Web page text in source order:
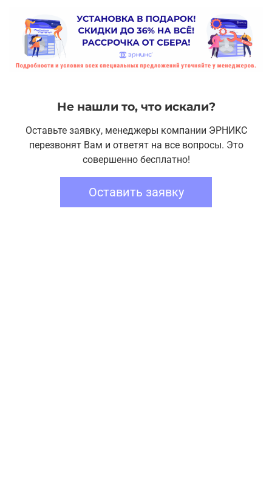
Не нашли то, что искали?
Оставьте заявку, менеджеры компании ЭРНИКС
перезвонят Вам и ответят на все вопросы. Это
совершенно бесплатно!
Оставить заявку